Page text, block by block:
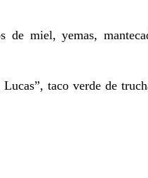
de miel, yemas,
taco verde de